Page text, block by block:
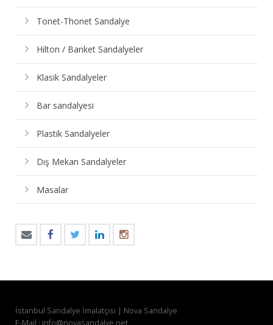
Tonet-Thonet Sandalye
Hilton / Banket Sandalyeler
Klasik Sandalyeler
Bar sandalyesi
Plastik Sandalyeler
Dış Mekan Sandalyeler
Masalar
İstanbul Sandalye İmalatçısı | Nova Sandalye